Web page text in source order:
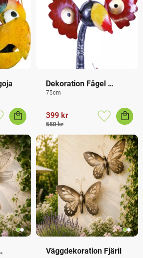
till i favoriter
Dekoration Fågel
Bubblehead
75cm
399 kr
550kr Lägg till i
Väggdekoration Fjäril